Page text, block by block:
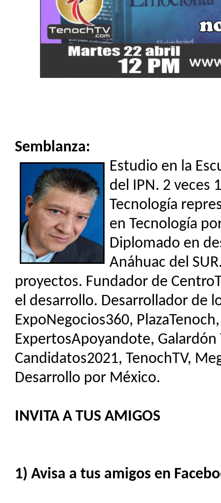
Semblanza:
Estudio en la
del IPN. 2 veces
Tecnología
en Tecnología
Diplomado en
Anáhuac del
proyectos. Fundador de
el desarrollo. Desarrollador de
ExpoNegocios360,
ExpertosApoyandote,
Candidatos2021, TenochTV,
Desarrollo por México.
INVITA A TUS AMIGOS
1) Avisa a tus amigos en